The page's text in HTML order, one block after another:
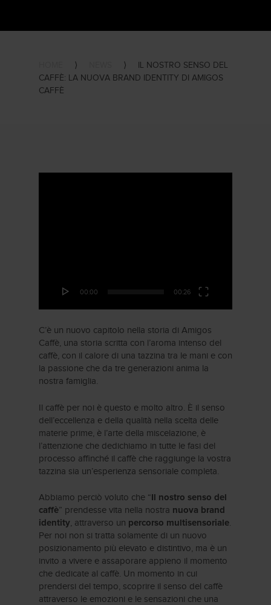
⟩ ⟩
IL NOSTRO SENSO DEL
CAFFÈ: LA NUOVA BRAND IDENTITY DI AMIGOS
CAFFÈ
00:00 00:26
C’è un nuovo capitolo nella storia di Amigos
Caffè, una storia scritta con l’aroma intenso del
caffè, con il calore di una tazzina tra le mani e con
la passione che da tre generazioni anima la
nostra famiglia.
Il caffè per noi è questo e molto altro. È il senso
dell’eccellenza e della qualità nella scelta delle
materie prime, è l’arte della miscelazione, è
l’attenzione che dedichiamo in tutte le fasi del
processo affinché il caffè che raggiunge la vostra
tazzina sia un’esperienza sensoriale completa.
Abbiamo perciò voluto che “ Il nostro senso del
caffè” prendesse vita nella nostra nuova brand
identity , attraverso un percorso multisensoriale
Per noi non si tratta solamente di un nuovo
posizionamento più elevato e distintivo, ma è un
invito a vivere e assaporare appieno il momento
che dedicate al caffè. Un momento in cui
prendersi del tempo, scoprire il senso del caffè
attraverso le emozioni e le sensazioni che una